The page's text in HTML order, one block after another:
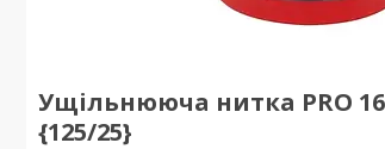
Ущільнююча нитка PRO
{125/25}